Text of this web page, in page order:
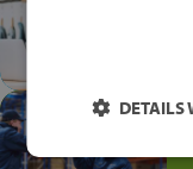
DETAILS